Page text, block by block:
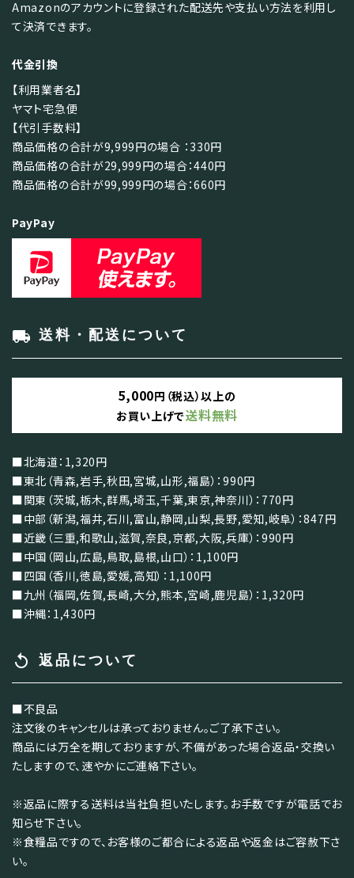
Amazonのアカウントに登録された配送先や支払い方法を利用し
て決済できます。
代金引換
【利用業者名】
ヤマト宅急便
【代引手数料】
商品価格の合計が9,999円の場合 ：330円
商品価格の合計が29,999円の場合：440円
商品価格の合計が99,999円の場合：660円
PayPay
local_shipping 送料・配送について
5,000円（税込）以上の
お買い上げで送料無料
■北海道：1,320円
■東北（青森,岩手,秋田,宮城,山形,福島）：990円
■関東（茨城,栃木,群馬,埼玉,千葉,東京,神奈川）：770円
■中部（新潟,福井,石川,富山,静岡,山梨,長野,愛知,岐阜）：847円
■近畿（三重,和歌山,滋賀,奈良,京都,大阪,兵庫）：990円
■中国（岡山,広島,鳥取,島根,山口）：1,100円
■四国（香川,徳島,愛媛,高知）：1,100円
■九州（福岡,佐賀,長崎,大分,熊本,宮崎,鹿児島）：1,320円
■沖縄：1,430円
replay 返品について
■不良品
注文後のキャンセルは承っておりません。ご了承下さい。
商品には万全を期しておりますが、不備があった場合返品・交換い
たしますので、速やかにご連絡下さい。
※返品に際する送料は当社負担いたします。お手数ですが電話でお
知らせ下さい。
※食糧品ですので、お客様のご都合による返品や返金はご容赦下さ
い。